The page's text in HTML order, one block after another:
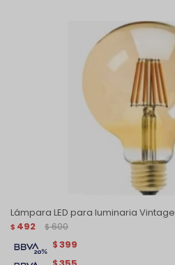
Lámpara LED para luminaria Vintage
$ 492 $ 600
$399